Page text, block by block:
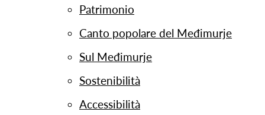
Patrimonio
Canto popolare del Međimurje
Sul Međimurje
Sostenibilità
Accessibilità